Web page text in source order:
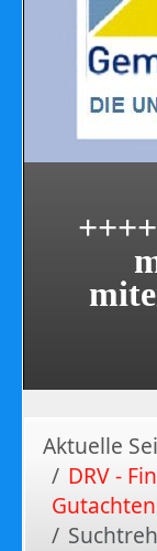
Aktuelle
DRV -
Gutachten